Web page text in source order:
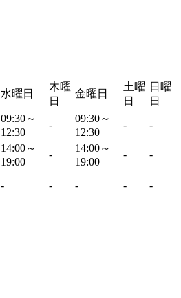
水曜日
木曜
日
金曜日
土曜
日
日曜
日
09:30～
12:30
-
09:30～
12:30
- -
14:00～
19:00
-
14:00～
19:00
-
-
- - - - -